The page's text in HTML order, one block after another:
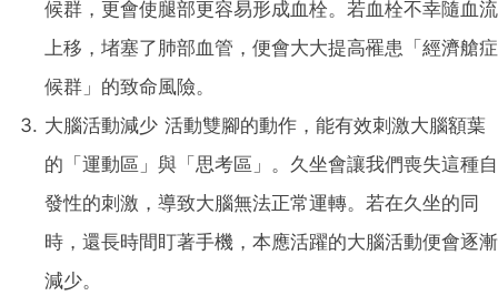
候群，更會使腿部更容易形成血栓。若血栓不幸隨血流
上移，堵塞了肺部血管，便會大大提高罹患「經濟艙症
候群」的致命風險。
大腦活動減少 活動雙腳的動作，能有效刺激大腦額葉
的「運動區」與「思考區」。久坐會讓我們喪失這種自
發性的刺激，導致大腦無法正常運轉。若在久坐的同
時，還長時間盯著手機，本應活躍的大腦活動便會逐漸
減少。